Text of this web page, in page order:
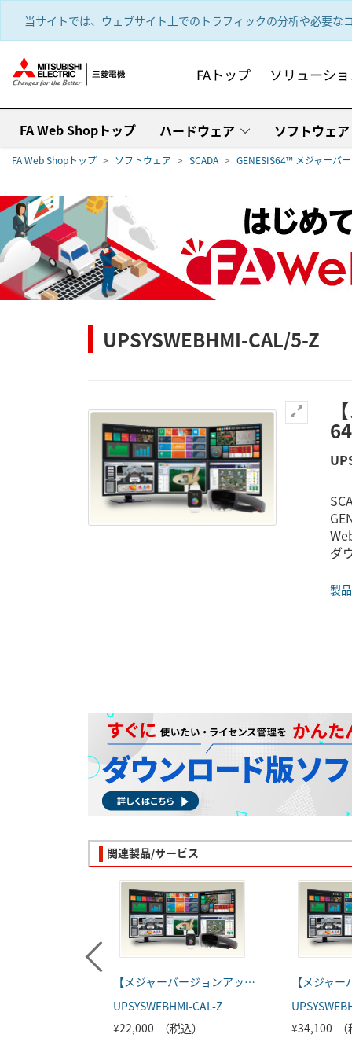
当サイトでは、ウェブサイト上でのトラフィックの分析や必要
FAトップ ソリューシ
FA Web Shopトップ ハードウェア ソフトウェア
FA Web Shopトップ ソフトウェア SCADA GENESIS64™ メジャーバ
UPSYSWEBHMI-CAL/5-Z
ダ
製
関連製品/サービス
【メジャーバージョンアップ】GENESIS64™ クライアント製品
UPSYSWEBHMI-CAL-Z
¥22,000 （税込）
¥34,100 （